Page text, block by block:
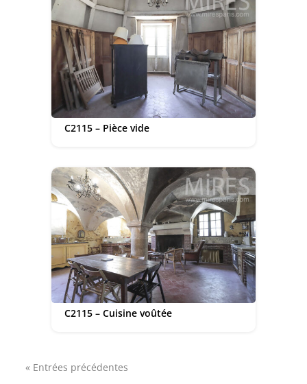
C2115 – Pièce vide
C2115 – Cuisine voûtée
« Entrées précédentes